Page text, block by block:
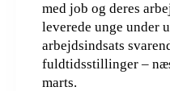
med job og deres
leverede unge under
arbejdsindsats
fuldtidsstillinger –
marts.